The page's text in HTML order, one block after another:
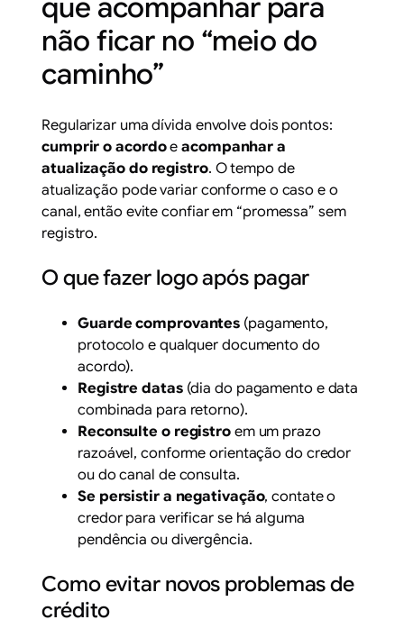
que acompanhar para
não ficar no “meio do
caminho”
Regularizar uma dívida envolve dois pontos:
cumprir o acordoeacompanhar a
atualização do registro. O tempo de
atualização pode variar conforme o caso e o
canal, então evite confiar em “promessa” sem
registro.
O que fazer logo após pagar
Guarde comprovantes (pagamento,
protocolo e qualquer documento do
acordo).
Registre datas(dia do pagamento e data
combinada para retorno).
Reconsulte o registroem um prazo
razoável, conforme orientação do credor
ou do canal de consulta.
Se persistir a negativação, contate o
credor para verificar se há alguma
pendência ou divergência.
Como evitar novos problemas de
crédito